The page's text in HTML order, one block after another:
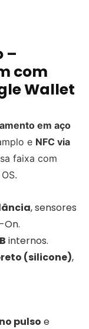
–
com
Wallet
em aço
e NFC via
faixa com
, sensores
On.
internos.
(silicone),
pulso e